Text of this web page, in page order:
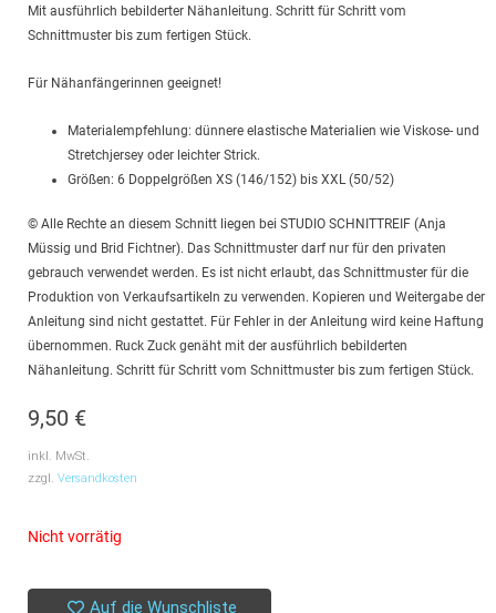
Mit ausführlich bebilderter Nähanleitung. Schritt für Schritt vom
Schnittmuster bis zum fertigen Stück.
Für Nähanfängerinnen geeignet!
Materialempfehlung: dünnere elastische Materialien wie Viskose- und
Stretchjersey oder leichter Strick.
Größen: 6 Doppelgrößen XS (146/152) bis XXL (50/52)
© Alle Rechte an diesem Schnitt liegen bei STUDIO SCHNITTREIF (Anja
Müssig und Brid Fichtner). Das Schnittmuster darf nur für den privaten
gebrauch verwendet werden. Es ist nicht erlaubt, das Schnittmuster für die
Produktion von Verkaufsartikeln zu verwenden. Kopieren und Weitergabe der
Anleitung sind nicht gestattet. Für Fehler in der Anleitung wird keine Haftung
übernommen. Ruck Zuck genäht mit der ausführlich bebilderten
Nähanleitung. Schritt für Schritt vom Schnittmuster bis zum fertigen Stück.
9,50 €
inkl. MwSt.
zzgl. Versandkosten
Nicht vorrätig
Auf die Wunschliste